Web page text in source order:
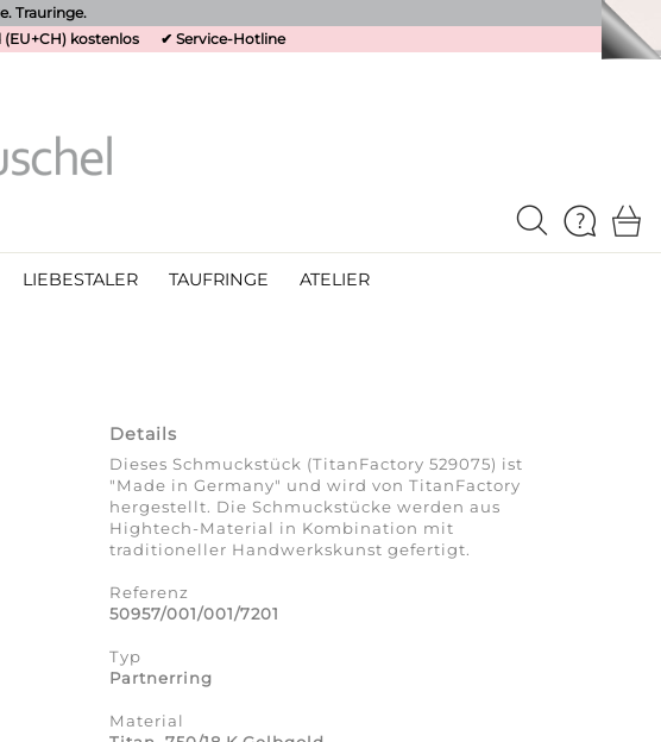
Trauringe.
(EU+CH) kostenlos ✔ Service-Hotline
LIEBESTALER TAUFRINGE ATELIER
Details
Dieses Schmuckstück (TitanFactory 529075) ist
"Made in Germany" und wird von TitanFactory
hergestellt. Die Schmuckstücke werden aus
Hightech-Material in Kombination mit
traditioneller Handwerkskunst gefertigt.
Referenz
50957/001/001/7201
Typ
Partnerring
Material